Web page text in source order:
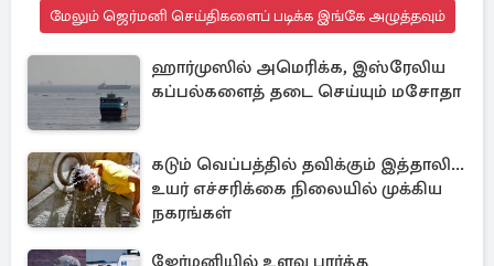
மேலும் ஜெர்மனி செய்திகளைப் படிக்க இங்கே அழுத்தவும்
ஹார்முஸில் அமெரிக்க, இஸ்ரேலிய
கப்பல்களைத் தடை செய்யும் மசோதா
கடும் வெப்பத்தில் தவிக்கும் இத்தாலி...
உயர் எச்சரிக்கை நிலையில் முக்கிய
நகரங்கள்
ஜேர்மனியில் உளவு பார்த்த